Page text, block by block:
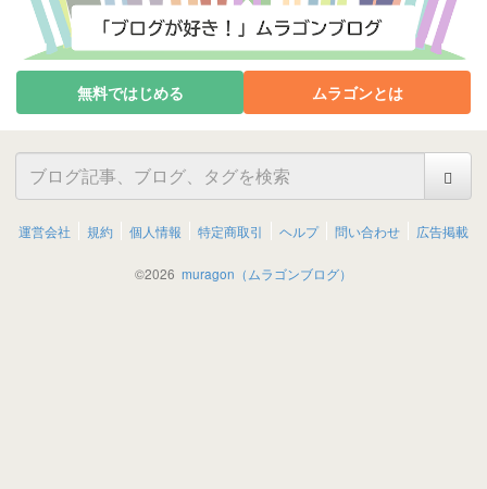
無料ではじめる ムラゴンとは
運営会社 規約 個人情報 特定商取引 ヘルプ 問い合わせ 広告掲載
©2026 muragon（ムラゴンブログ）